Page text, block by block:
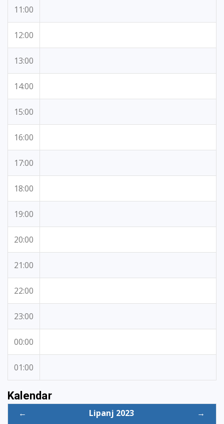
11:00
12:00
13:00
14:00
15:00
16:00
17:00
18:00
19:00
20:00
21:00
22:00
23:00
00:00
01:00
Kalendar
← Lipanj 2023
→